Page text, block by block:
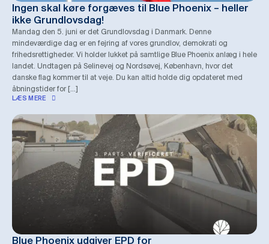
Ingen skal køre forgæves til Blue Phoenix – heller
ikke Grundlovsdag!
Mandag den 5. juni er det Grundlovsdag i Danmark. Denne
mindeværdige dag er en fejring af vores grundlov, demokrati og
frihedsrettigheder. Vi holder lukket på samtlige Blue Phoenix anlæg i hele
landet. Undtagen på Selinevej og Nordsøvej, København, hvor det
danske flag kommer til at veje. Du kan altid holde dig opdateret med
åbningstider for […]
LÆS MERE
Blue Phoenix udgiver EPD for